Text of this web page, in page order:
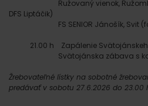
Ružovaný vienok,
DFS Liptáčik)
FS SENIOR Jánošík, Svit
21.00 h Zapálenie
Svätojánska zábava s
Žrebovateľné lístky na sobotné
predávať v sobotu 27.6.2026 do 23.00